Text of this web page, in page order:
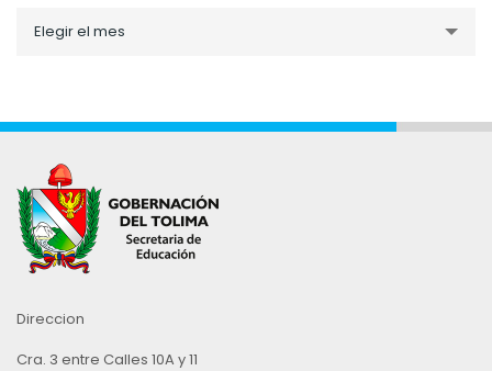
porElegir el mes
Direccion
Cra. 3 entre Calles 10A y 11